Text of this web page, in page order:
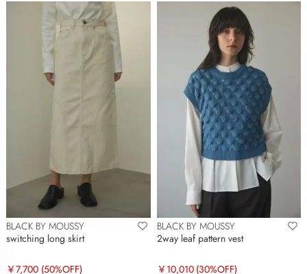
BLACK BY MOUSSY
switching long skirt
￥7,700 (50%OFF)
BLACK BY MOUSSY
2way leaf pattern vest
￥10,010 (30%OFF)